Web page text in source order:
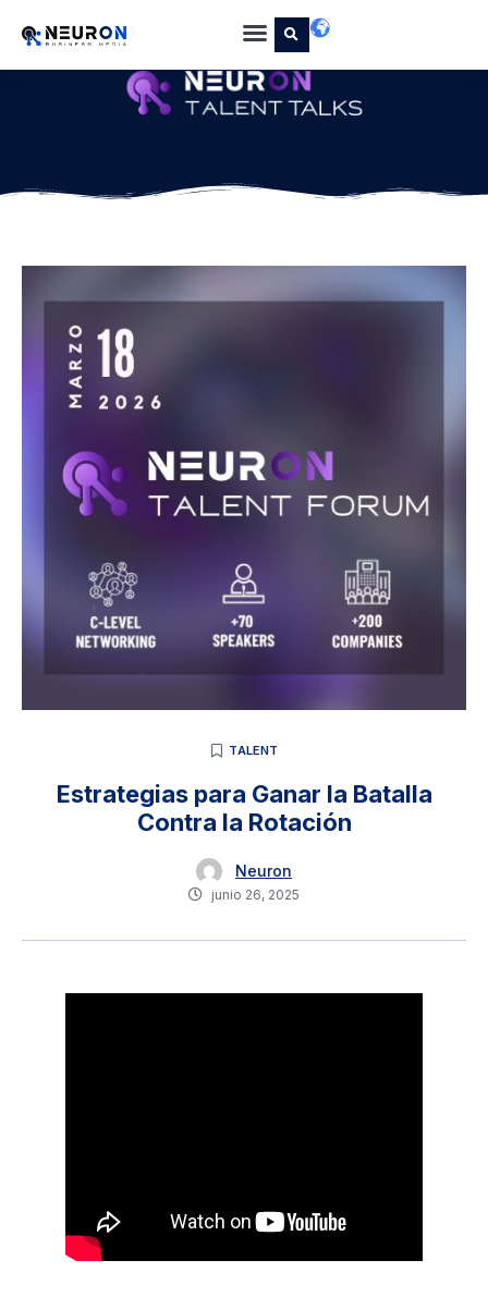
TALENT
Estrategias para Ganar la Batalla
Contra la Rotación
Neuron
junio 26, 2025